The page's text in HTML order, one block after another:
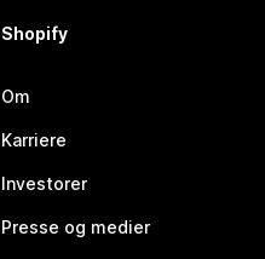
Shopify
Om
Karriere
Investorer
Presse og medier